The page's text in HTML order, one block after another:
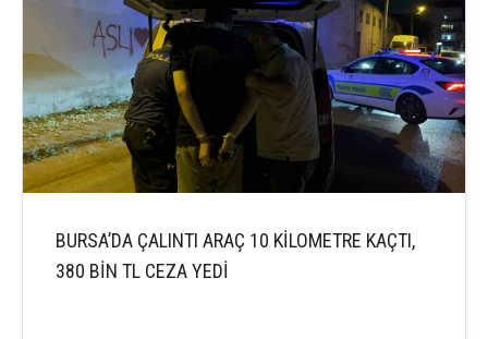
BURSA’DA ÇALINTI ARAÇ 10 KİLOMETRE KAÇTI,
380 BİN TL CEZA YEDİ